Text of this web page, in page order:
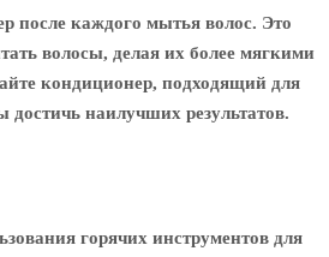
после каждого мытья волос. Это
волосы, делая их более мягкими
кондиционер, подходящий для
достичь наилучших результатов.
горячих инструментов для